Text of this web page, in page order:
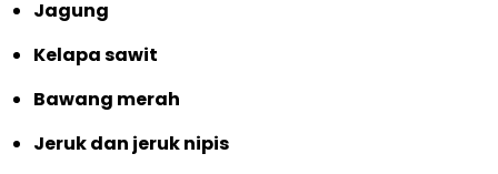
Jagung
Kelapa sawit
Bawang merah
Jeruk dan jeruk nipis